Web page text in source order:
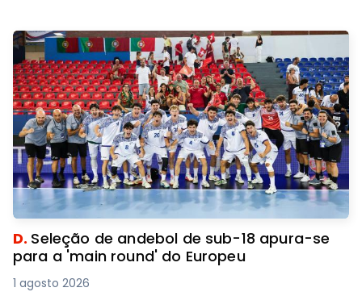
D. Seleção de andebol de sub-18 apura-se
para a 'main round' do Europeu
1 agosto 2026